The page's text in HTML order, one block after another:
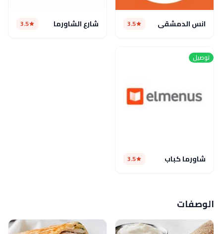
انس الدمشقى 3.5 شارع الشاورما 3.5
توصيل
شاورما كباب 3.5
الوصفات